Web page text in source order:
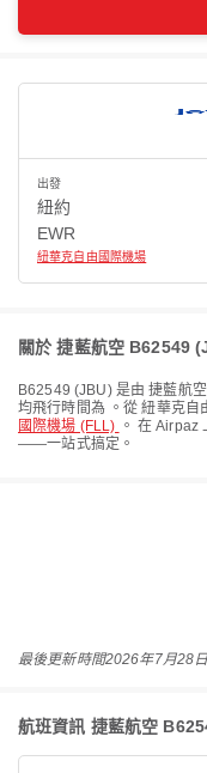
出發
紐約
EWR
紐華克自由國際機場
關於 捷藍航空 B62549
B62549 (JBU) 是由捷藍航空
均飛行時間為 。從紐華克自
國際機場 (FLL) 。 在 Airpaz
——一站式搞定。
最後更新時間2026年7月28
航班資訊 捷藍航空